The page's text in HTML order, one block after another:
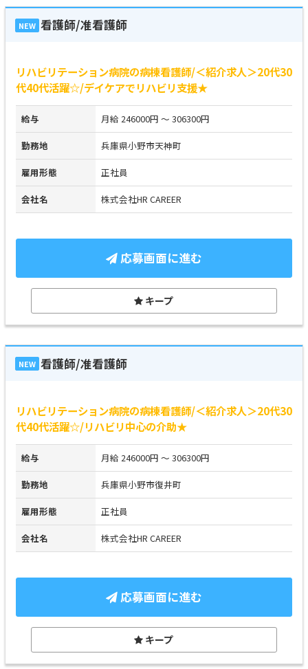
NEW 看護師/准看護師
リハビリテーション病院の病棟看護師/＜紹介求人＞20代30
代40代活躍☆/デイケアでリハビリ支援★
給与 月給 246000円 ～ 306300円
勤務地 兵庫県小野市天神町
雇用形態 正社員
会社名 株式会社HR CAREER
応募画面に進む
キープ
NEW 看護師/准看護師
リハビリテーション病院の病棟看護師/＜紹介求人＞20代30
代40代活躍☆/リハビリ中心の介助★
給与 月給 246000円 ～ 306300円
勤務地 兵庫県小野市復井町
雇用形態 正社員
会社名 株式会社HR CAREER
応募画面に進む
キープ